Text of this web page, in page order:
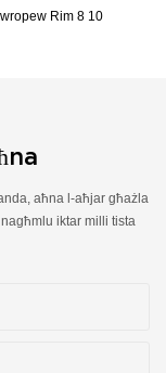
aħna l-aħjar għażla
iktar milli tista